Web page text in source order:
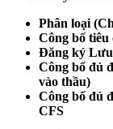
Phân loại
Công bố
Đăng ký Lưu
Công bố đủ
vào thầu)
Công bố đủ
CFS